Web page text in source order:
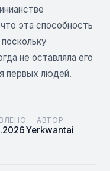
эта способность
не оставляла его
первых людей.
АВТОР
Yerkwantai